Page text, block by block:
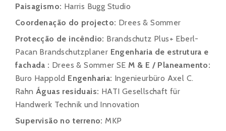
Paisagismo: Harris Bugg Studio
Coordenação do projecto: Drees & Sommer
Protecção de incêndio: Brandschutz Plus+ Eberl-
Pacan Brandschutzplaner Engenharia de estrutura e
fachada : Drees & Sommer SE M & E / Planeamento:
Buro Happold Engenharia: Ingenieurbüro Axel C.
Rahn Águas residuais: HATI Gesellschaft für
Handwerk Technik und Innovation
Supervisão no terreno: MKP